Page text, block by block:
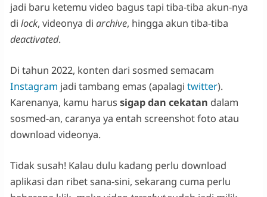
jadi baru ketemu video bagus tapi tiba-tiba akun-nya
di lock, videonya di archive, hingga akun tiba-tiba
deactivated.
Di tahun 2022, konten dari sosmed semacam
Instagram jadi tambang emas (apalagi twitter).
Karenanya, kamu harus sigap dan cekatan dalam
sosmed-an, caranya ya entah screenshot foto atau
download videonya.
Tidak susah! Kalau dulu kadang perlu download
aplikasi dan ribet sana-sini, sekarang cuma perlu